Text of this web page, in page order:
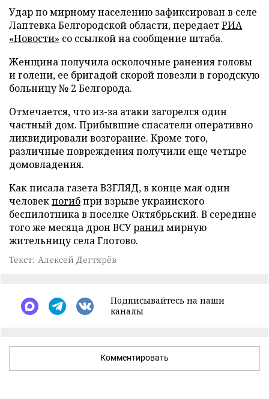
Удар по мирному населению зафиксирован в селе
Лаптевка Белгородской области, передаетРИА
«Новости» со ссылкой на сообщение штаба.
Женщина получила осколочные ранения головы
и голени, ее бригадой скорой повезли в городскую
больницу № 2 Белгорода.
Отмечается, что из-за атаки загорелся один
частный дом. Прибывшие спасатели оперативно
ликвидировали возгорание. Кроме того,
различные повреждения получили еще четыре
домовладения.
Как писала газета ВЗГЛЯД, в конце мая один
человекпогибпри взрыве украинского
беспилотника в поселке Октябрьский. В середине
того же месяца дрон ВСУранилмирную
жительницу села Глотово.
Текст: Алексей Дегтярёв
Подписывайтесь на наши
каналы
Комментировать